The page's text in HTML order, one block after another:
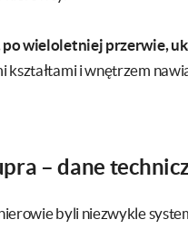
wieloletniej przerwie,
kształtami i wnętrzem
– dane
byli niezwykle